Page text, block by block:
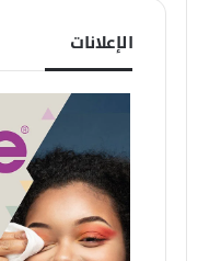
الإعلانات